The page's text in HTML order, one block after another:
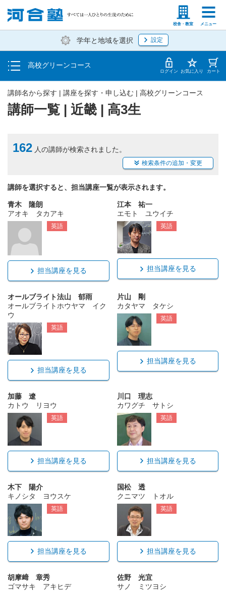
校舎・教室 メニュー
塾生の方 高等学校の先生
学年と地域を選択 設定
高校グリーンコース
学費の仕組み・支払方法
受講開始までの流れ
校舎・教室一覧 ログイン お気に入り カート
講師一覧 | 近畿 | 高3生
講師名から探す | 講座を探す・申し込む | 高校グリーンコース
162 人の講師が検索されました。
検索条件の追加・変更
講師を選択すると、担当講座一覧が表示されます。
青木 隆朗
アオキ タカアキ
英語
担当講座を見る
江本 祐一
エモト ユウイチ
英語
担当講座を見る
オールブライト法山 郁雨
オールブライトホウヤマ イク
ウ
英語
担当講座を見る
片山 剛
カタヤマ タケシ
英語
担当講座を見る
加藤 遼
カトウ リヨウ
英語
担当講座を見る
川口 理志
カワグチ サトシ
英語
担当講座を見る
木下 陽介
キノシタ ヨウスケ
英語
担当講座を見る
国松 透
クニマツ トオル
英語
担当講座を見る
胡摩﨑 章秀
ゴマサキ アキヒデ
佐野 光宜
サノ ミツヨシ